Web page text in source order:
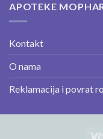
APOTEKE
Kontakt
O nama
Reklamacija i povrat